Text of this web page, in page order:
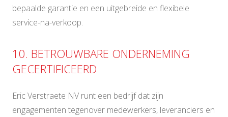
bepaalde garantie en een uitgebreide en flexibele
service-na-verkoop.
10. BETROUWBARE ONDERNEMING
GECERTIFICEERD
Eric Verstraete NV runt een bedrijf dat zijn
engagementen tegenover medewerkers, leveranciers en